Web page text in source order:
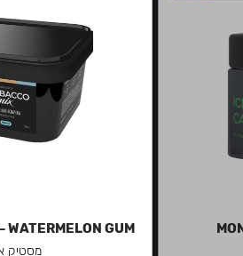
GUM
מסטיק